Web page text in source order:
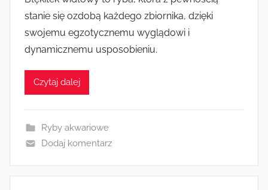
stanie się ozdobą każdego zbiornika, dzięki
swojemu egzotycznemu wyglądowi i
dynamicznemu usposobieniu.
Czytaj dalej
Ryby akwariowe
Dodaj komentarz